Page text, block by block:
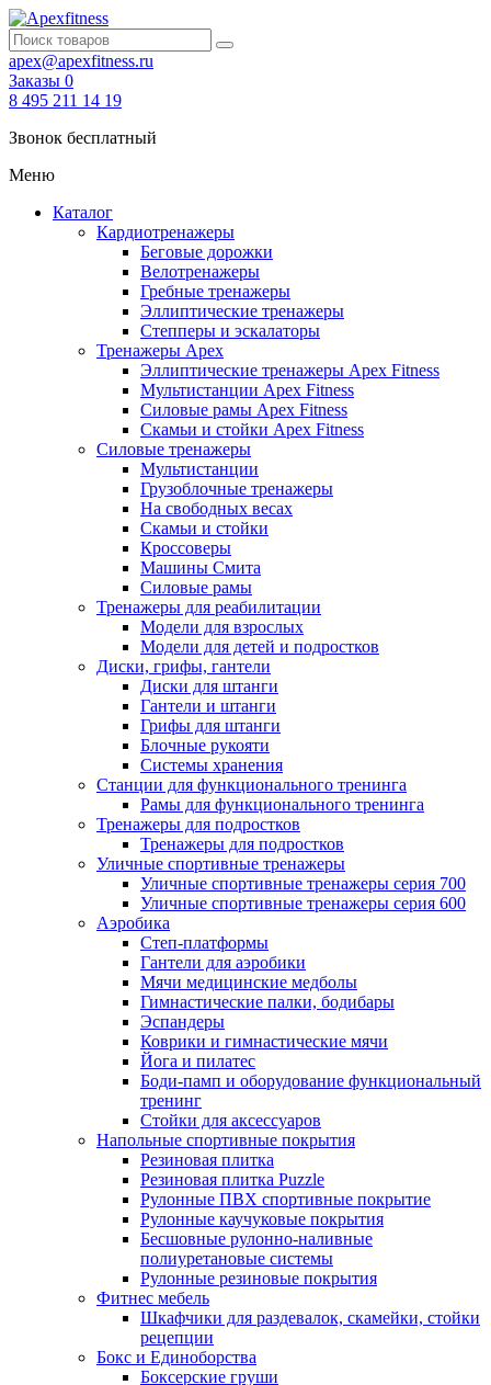
apex@apexfitness.ru
Заказы 0
8 495 211 14 19
Звонок бесплатный
Меню
Каталог
Кардиотренажеры
Беговые дорожки
Велотренажеры
Гребные тренажеры
Эллиптические тренажеры
Степперы и эскалаторы
Тренажеры Apex
Эллиптические тренажеры Apex Fitness
Мультистанции Apex Fitness
Силовые рамы Apex Fitness
Скамьи и стойки Apex Fitness
Силовые тренажеры
Мультистанции
Грузоблочные тренажеры
На свободных весах
Скамьи и стойки
Кроссоверы
Машины Смита
Силовые рамы
Тренажеры для реабилитации
Модели для взрослых
Модели для детей и подростков
Диски, грифы, гантели
Диски для штанги
Гантели и штанги
Грифы для штанги
Блочные рукояти
Системы хранения
Станции для функционального тренинга
Рамы для функционального тренинга
Тренажеры для подростков
Тренажеры для подростков
Уличные спортивные тренажеры
Уличные спортивные тренажеры серия 700
Уличные спортивные тренажеры серия 600
Аэробика
Степ-платформы
Гантели для аэробики
Мячи медицинские медболы
Гимнастические палки, бодибары
Эспандеры
Коврики и гимнастические мячи
Йога и пилатес
Боди-памп и оборудование функциональный
тренинг
Стойки для аксессуаров
Напольные спортивные покрытия
Резиновая плитка
Резиновая плитка Puzzle
Рулонные ПВХ спортивные покрытие
Рулонные каучуковые покрытия
Бесшовные рулонно-наливные
полиуретановые системы
Рулонные резиновые покрытия
Фитнес мебель
Шкафчики для раздевалок, скамейки, стойки
рецепции
Бокс и Единоборства
Боксерские груши